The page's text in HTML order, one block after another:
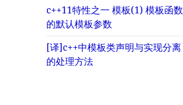
c++11特性之一 模板(1) 模板函数
的默认模板参数
[译]c++中模板类声明与实现分离
的处理方法